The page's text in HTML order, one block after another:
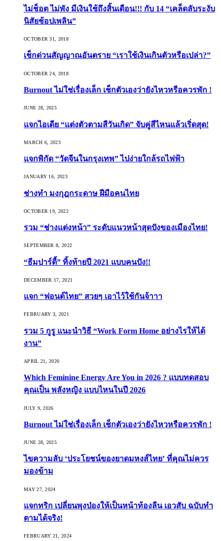
ไม่ช็อต ไม่พัง มีเงินใช้ถึงสิ้นเดือน!!! กับ 14 “เคล็ดลับระงับ
นิสัยช้อปเพลิน”
OCTOBER 31, 2018
เช็กด่วนสัญญาณอันตราย “เราใช้เงินเกินตัวหรือเปล่า?”
OCTOBER 24, 2018
Burnout ไม่ใช่เรื่องเล็ก เช็กตัวเองว่ายังไหวหรือควรพัก !
JUNE 28, 2025
แจกไอเดีย “แต่งตัวตามสีวันเกิด” จับคู่สีไหนแล้วเริ่ดสุด!
MARCH 6, 2023
แจกพิกัด “วัดจีนในกรุงเทพ” ไปง่ายใกล้รถไฟฟ้า
JANUARY 16, 2023
ช่างทำ มงกุฎกระดาษ ฝีมือคนไทย
OCTOBER 19, 2022
รวม “ช่างแต่งหน้า” ระดับแนวหน้าสุดปังของเมืองไทย!
SEPTEMBER 8, 2022
“ธีมปาร์ตี้” ทิ้งท้ายปี 2021 แบบคนปัง!!
DECEMBER 17, 2021
แจก “ฟอนต์ไทย” สวยๆ เอาไว้ใช้กันจ้าาา
FEBRUARY 3, 2021
รวม 5 กูรู แนะนำวิธี “Work Form Home อย่างไรให้ได้
งาน”
APRIL 21, 2020
Which Feminine Energy Are You in 2026 ? แบบทดสอบ
คุณเป็น พลังหญิง แบบไหนในปี 2026
JULY 9, 2026
Burnout ไม่ใช่เรื่องเล็ก เช็กตัวเองว่ายังไหวหรือควรพัก !
JUNE 28, 2025
ไขความลับ ‘ประโยชน์ของยาดมหงส์ไทย’ ที่คุณไม่ควร
มองข้าม
MAY 27, 2024
แจกทริก เปลี่ยนพุงป่องให้เป็นหน้าท้องลีน เอวสับ ฉบับทำ
ตามได้จริง!
FEBRUARY 21, 2024